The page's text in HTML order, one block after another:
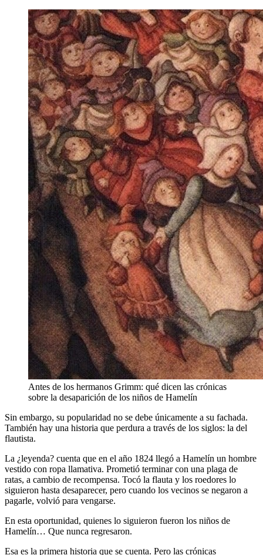
Antes de los hermanos Grimm: qué dicen las crónicas
sobre la desaparición de los niños de Hamelín
Sin embargo, su popularidad no se debe únicamente a su fachada.
También hay una historia que perdura a través de los siglos: la del
flautista.
La ¿leyenda? cuenta que en el año 1824 llegó a Hamelín un hombre
vestido con ropa llamativa. Prometió terminar con una plaga de
ratas, a cambio de recompensa. Tocó la flauta y los roedores lo
siguieron hasta desaparecer, pero cuando los vecinos se negaron a
pagarle, volvió para vengarse.
En esta oportunidad, quienes lo siguieron fueron los niños de
Hamelín… Que nunca regresaron.
Esa es la primera historia que se cuenta. Pero las crónicas